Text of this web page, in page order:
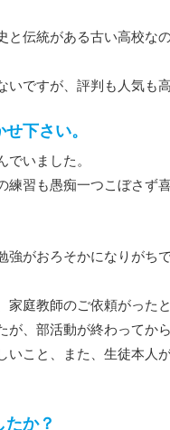
と伝統がある古い高校な
ですが、評判も人気も高
下さい。
いました。
練習も愚痴一つこぼさず
強がおろそかになりがち
庭教師のご依頼がったと
が、部活動が終わってか
いこと、また、生徒本人
か？